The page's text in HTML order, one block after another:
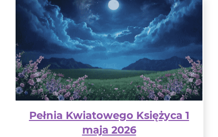
Pełnia Kwiatowego Księżyca 1
maja 2026